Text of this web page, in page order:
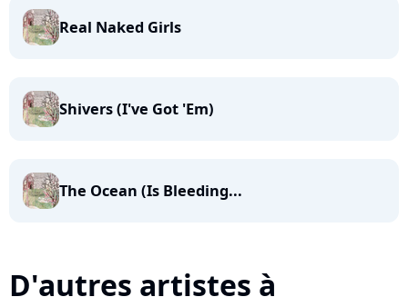
Real Naked Girls
Shivers (I've Got 'Em)
The Ocean (Is Bleeding...
D'autres artistes à